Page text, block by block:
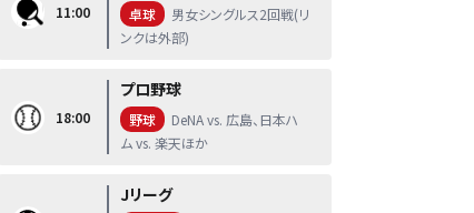
11:00 卓球
男女シングルス2回戦(リ
ンクは外部)
18:00
プロ野球
野球
DeNA vs. 広島、日本ハ
ム vs. 楽天ほか
Jリーグ